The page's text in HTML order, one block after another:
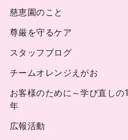
慈恵園のこと
尊厳を守るケア
スタッフブログ
チームオレンジえがお
お客様のために～学び直しの1
年
広報活動